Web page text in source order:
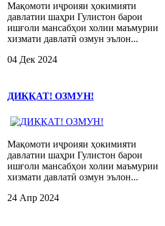
Мақомоти иҷроияи ҳокимияти
давлатии шаҳри Гулистон барои
ишғоли мансабҳои холии маъмурии
хизмати давлатӣ озмун эълон...
04 Дек 2024
ДИҚҚАТ! ОЗМУН!
Мақомоти иҷроияи ҳокимияти
давлатии шаҳри Гулистон барои
ишғоли мансабҳои холии маъмурии
хизмати давлатӣ озмун эълон...
24 Апр 2024